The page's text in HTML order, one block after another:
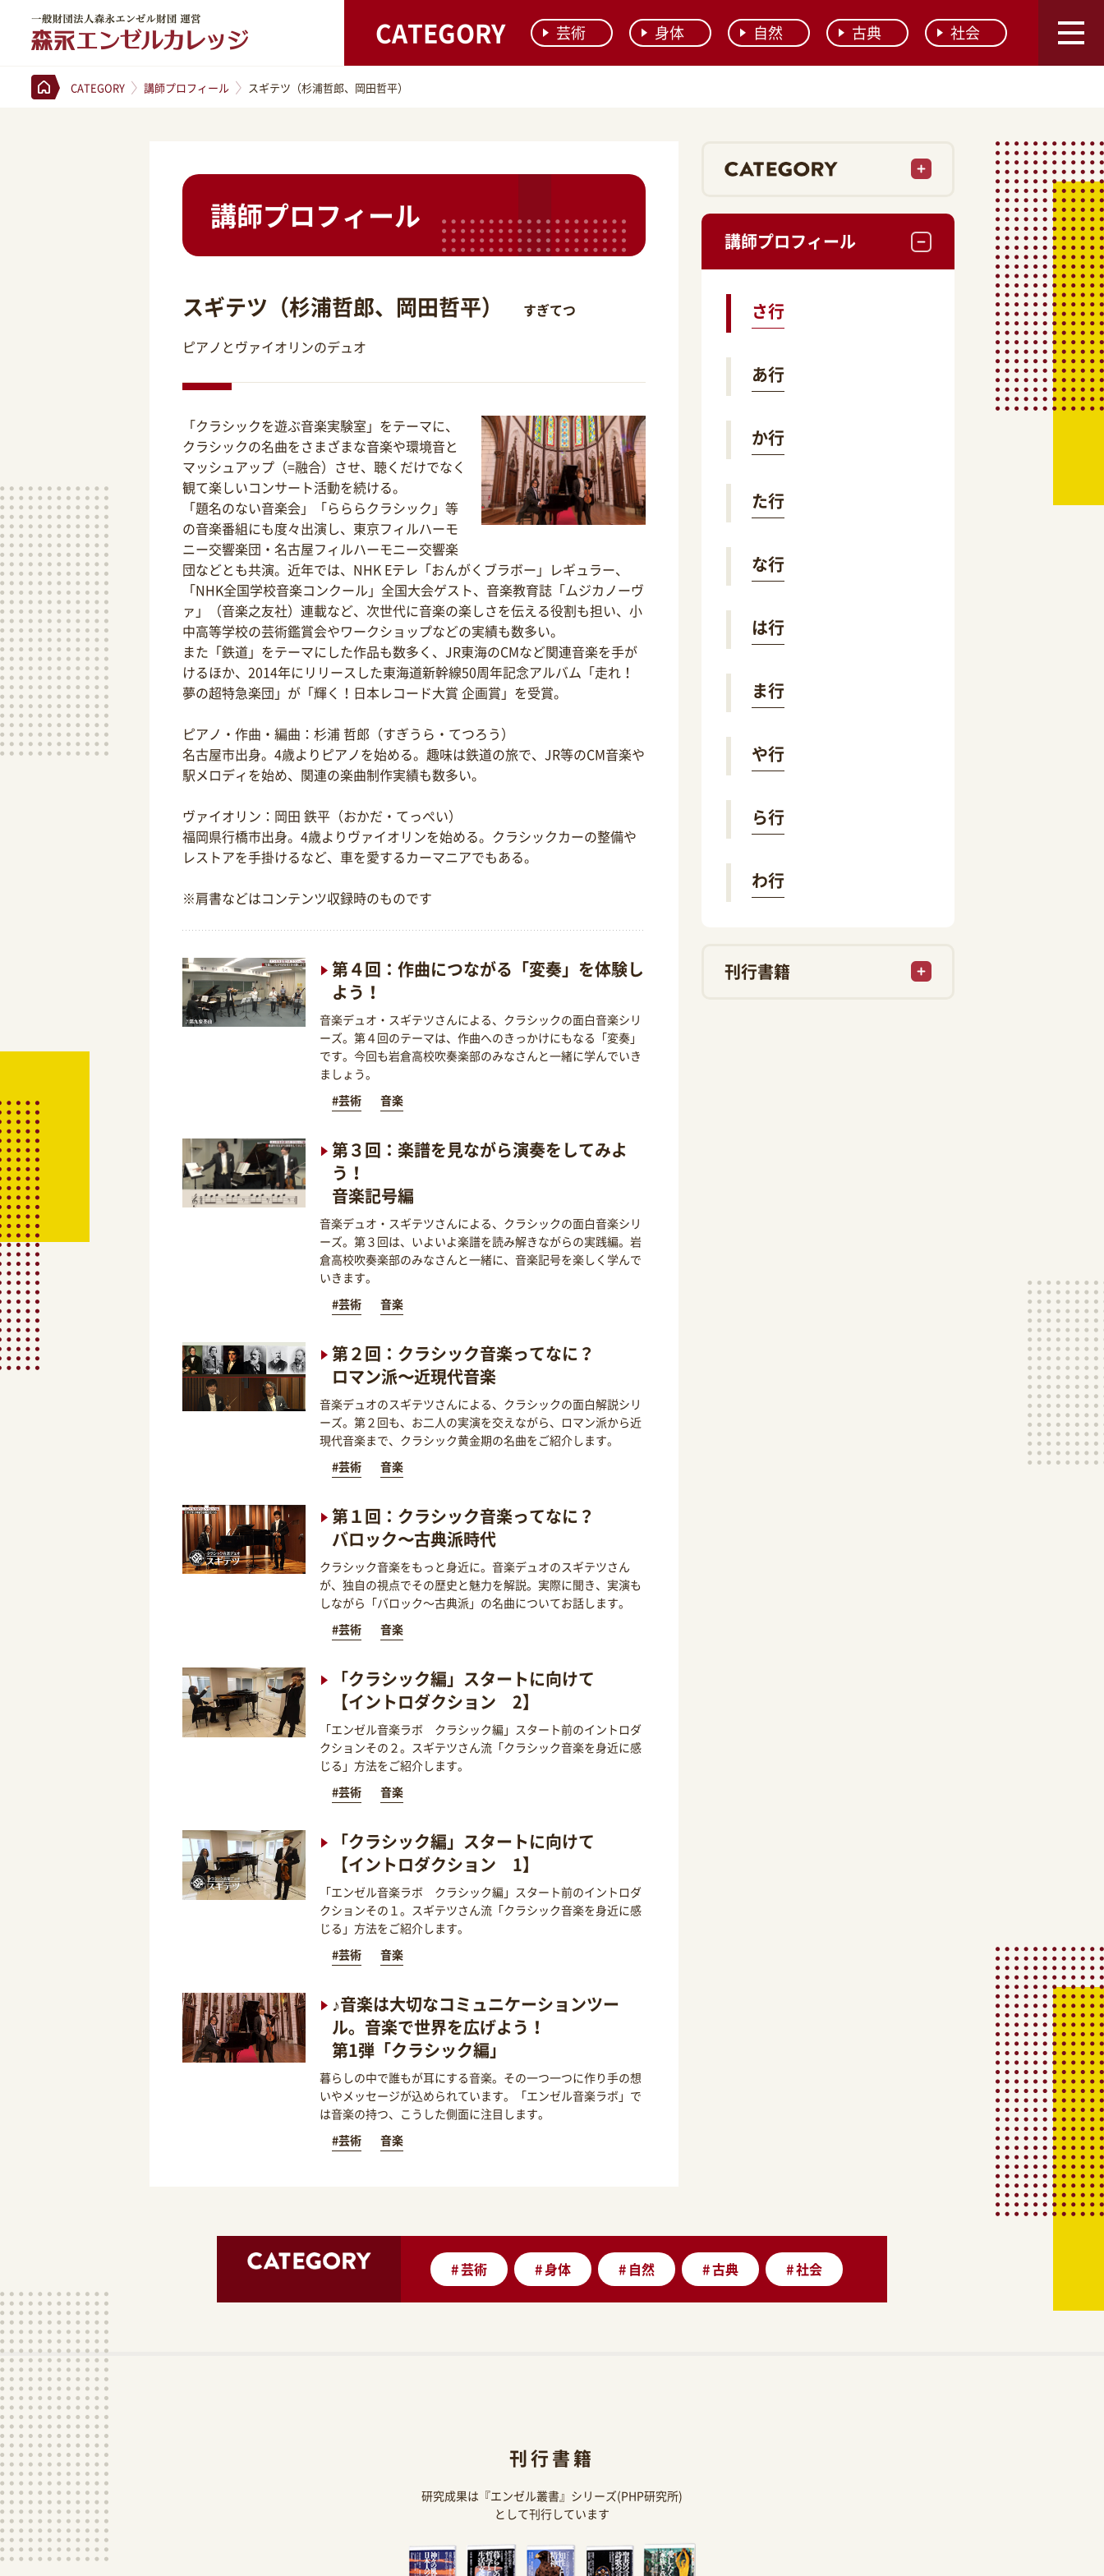
CATEGORY 芸術 身体 自然 古典 社会
CATEGORY 講師プロフィール スギテツ（杉浦哲郎、岡田哲平）
講師プロフィール
スギテツ（杉浦哲郎、岡田哲平）
すぎてつ
ピアノとヴァイオリンのデュオ
「クラシックを遊ぶ音楽実験室」をテーマに、
クラシックの名曲をさまざまな音楽や環境音と
マッシュアップ（=融合）させ、聴くだけでなく
観て楽しいコンサート活動を続ける。
「題名のない音楽会」「らららクラシック」等
の音楽番組にも度々出演し、東京フィルハーモ
ニー交響楽団・名古屋フィルハーモニー交響楽
団などとも共演。近年では、NHK Eテレ「おんがくブラボー」レギュラー、
「NHK全国学校音楽コンクール」全国大会ゲスト、音楽教育誌「ムジカノーヴ
ァ」（音楽之友社）連載など、次世代に音楽の楽しさを伝える役割も担い、小
中高等学校の芸術鑑賞会やワークショップなどの実績も数多い。
また「鉄道」をテーマにした作品も数多く、JR東海のCMなど関連音楽を手が
けるほか、2014年にリリースした東海道新幹線50周年記念アルバム「走れ！
夢の超特急楽団」が「輝く！日本レコード大賞 企画賞」を受賞。
ピアノ・作曲・編曲：杉浦 哲郎（すぎうら・てつろう）
名古屋市出身。4歳よりピアノを始める。趣味は鉄道の旅で、JR等のCM音楽や
駅メロディを始め、関連の楽曲制作実績も数多い。
ヴァイオリン：岡田 鉄平（おかだ・てっぺい）
福岡県行橋市出身。4歳よりヴァイオリンを始める。クラシックカーの整備や
レストアを手掛けるなど、車を愛するカーマニアでもある。
※肩書などはコンテンツ収録時のものです
第４回：作曲につながる「変奏」を体験し
よう！
音楽デュオ・スギテツさんによる、クラシックの面白音楽シリ
ーズ。第４回のテーマは、作曲へのきっかけにもなる「変奏」
です。今回も岩倉高校吹奏楽部のみなさんと一緒に学んでいき
ましょう。
#芸術
音楽
第３回：楽譜を見ながら演奏をしてみよ
う！
音楽記号編
音楽デュオ・スギテツさんによる、クラシックの面白音楽シリ
ーズ。第３回は、いよいよ楽譜を読み解きながらの実践編。岩
倉高校吹奏楽部のみなさんと一緒に、音楽記号を楽しく学んで
いきます。
#芸術
音楽
第２回：クラシック音楽ってなに？
ロマン派〜近現代音楽
音楽デュオのスギテツさんによる、クラシックの面白解説シリ
ーズ。第２回も、お二人の実演を交えながら、ロマン派から近
現代音楽まで、クラシック黄金期の名曲をご紹介します。
#芸術
音楽
第１回：クラシック音楽ってなに？
バロック〜古典派時代
クラシック音楽をもっと身近に。音楽デュオのスギテツさん
が、独自の視点でその歴史と魅力を解説。実際に聞き、実演も
しながら「バロック～古典派」の名曲についてお話します。
#芸術
音楽
「クラシック編」スタートに向けて
【イントロダクション 2】
「エンゼル音楽ラボ クラシック編」スタート前のイントロダ
クションその２。スギテツさん流「クラシック音楽を身近に感
じる」方法をご紹介します。
#芸術
音楽
「クラシック編」スタートに向けて
【イントロダクション 1】
「エンゼル音楽ラボ クラシック編」スタート前のイントロダ
クションその１。スギテツさん流「クラシック音楽を身近に感
じる」方法をご紹介します。
#芸術
音楽
♪音楽は大切なコミュニケーションツー
ル。音楽で世界を広げよう！
第1弾「クラシック編」
暮らしの中で誰もが耳にする音楽。その一つ一つに作り手の想
いやメッセージが込められています。「エンゼル音楽ラボ」で
は音楽の持つ、こうした側面に注目します。
#芸術
音楽
講師プロフィール
あ行
か行
さ行
た行
な行
は行
ま行
や行
ら行
わ行
刊行書籍
#芸術 #身体 # 自然 #古典 #社会
刊行書籍
研究成果は『エンゼル叢書』シリーズ(PHP研究所)
として刊行しています